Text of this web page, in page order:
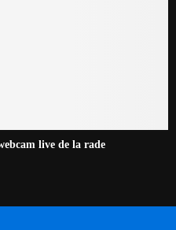
live de la rade